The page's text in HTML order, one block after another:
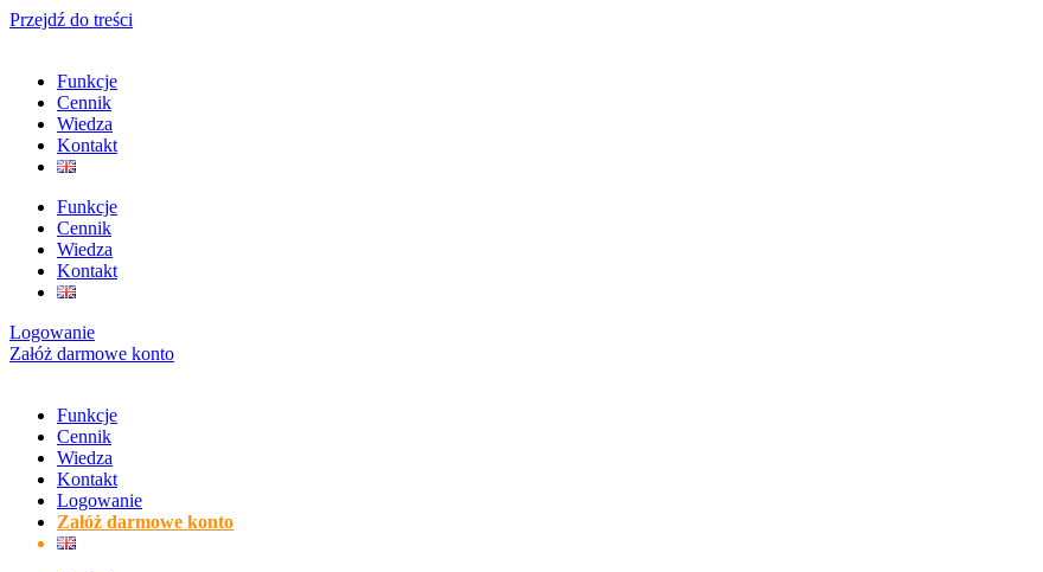
Przejdź do treści
Funkcje
Cennik
Wiedza
Kontakt
Funkcje
Cennik
Wiedza
Kontakt
Logowanie
Załóż darmowe konto
Funkcje
Cennik
Wiedza
Kontakt
Logowanie
Załóż darmowe konto